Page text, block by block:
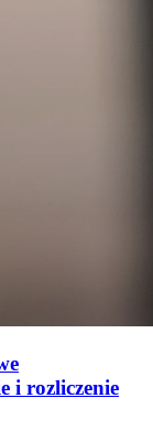
i rozliczenie